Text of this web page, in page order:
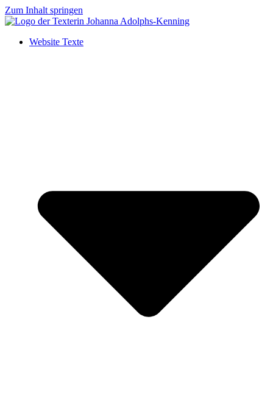
Zum Inhalt springen
Website Texte